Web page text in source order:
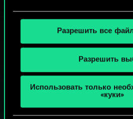
Разрешить все
Разрешить
Использовать только
«куки»
МОЖЕТ
ИГРАТЬ
БЕСПЛАТНО